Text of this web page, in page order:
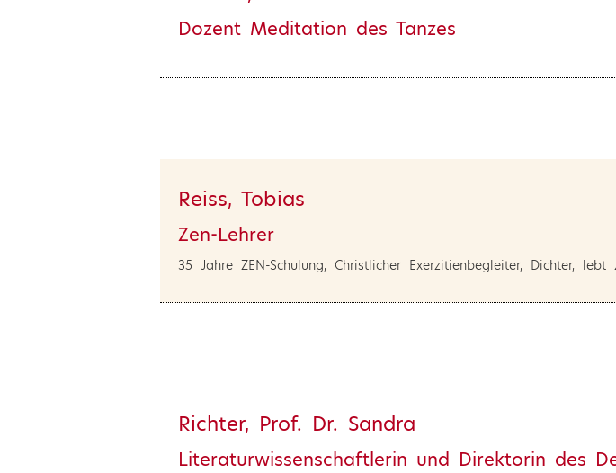
Dozent Meditation des Tanzes
Reiss, Tobias
Zen-Lehrer
35 Jahre ZEN-Schulung, Christlicher Exerzitienbegleiter, Dichter,
Richter, Prof. Dr. Sandra
Literaturwissenschaftlerin und Direktorin des